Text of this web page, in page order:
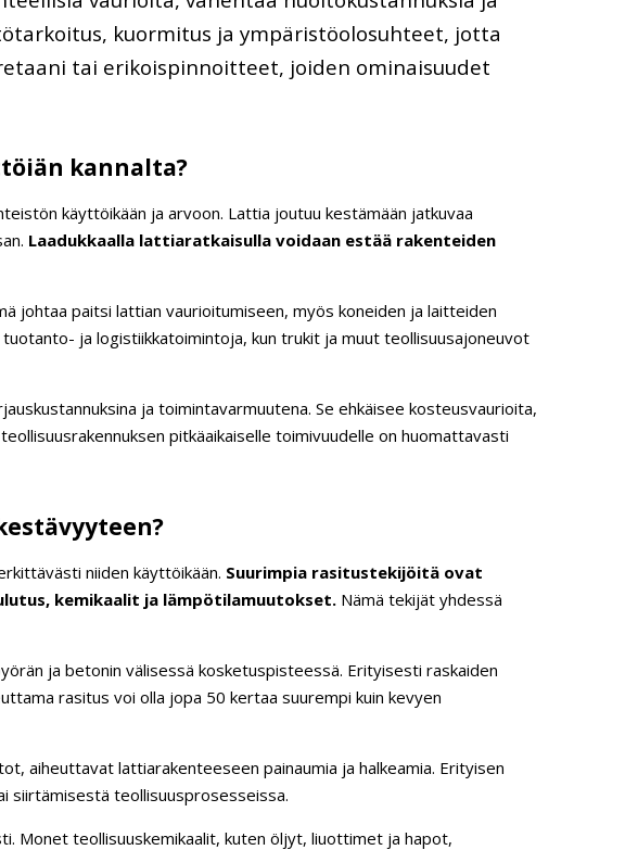
kuormitus ja ympäristöolosuhteet, jotta
tai erikoispinnoitteet, joiden ominaisuudet
kannalta?
käyttöikään ja arvoon. Lattia joutuu kestämään jatkuvaa
Laadukkaalla lattiaratkaisulla voidaan estää rakenteiden
johtaa paitsi lattian vaurioitumiseen, myös koneiden ja laitteiden
ja logistiikkatoimintoja, kun trukit ja muut teollisuusajoneuvot
ja toimintavarmuutena. Se ehkäisee kosteusvaurioita,
pitkäaikaiselle toimivuudelle on huomattavasti
niiden käyttöikään. Suurimpia rasitustekijöitä ovat
kemikaalit ja lämpötilamuutokset. Nämä tekijät yhdessä
ja betonin välisessä kosketuspisteessä. Erityisesti raskaiden
rasitus voi olla jopa 50 kertaa suurempi kuin kevyen
aiheuttavat lattiarakenteeseen painaumia ja halkeamia. Erityisen
siirtämisestä teollisuusprosesseissa.
Monet teollisuuskemikaalit, kuten öljyt, liuottimet ja hapot,